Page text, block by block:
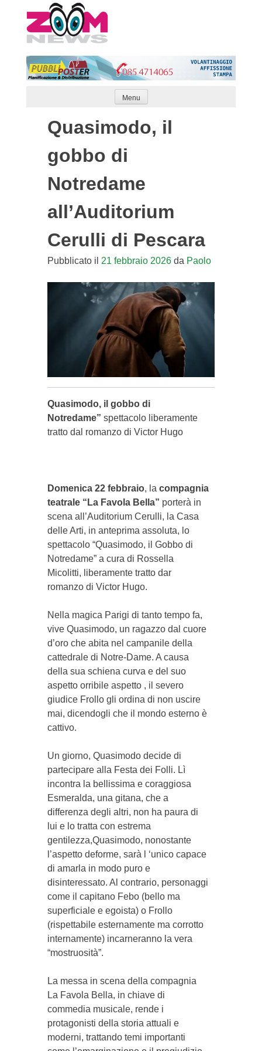
to
content
Menu
Quasimodo, il
gobbo di
Notredame
all’Auditorium
Cerulli di Pescara
Pubblicato il 21 febbraio 2026da Paolo
Quasimodo, il gobbo di
Notredame” spettacolo liberamente
tratto dal romanzo di Victor Hugo
Domenica 22 febbraio, la compagnia
teatrale “La Favola Bella” porterà in
scena all’Auditorium Cerulli, la Casa
delle Arti, in anteprima assoluta, lo
spettacolo “Quasimodo, il Gobbo di
Notredame” a cura di Rossella
Micolitti, liberamente tratto dar
romanzo di Victor Hugo.
Nella magica Parigi di tanto tempo fa,
vive Quasimodo, un ragazzo dal cuore
d’oro che abita nel campanile della
cattedrale di Notre-Dame. A causa
della sua schiena curva e del suo
aspetto orribile aspetto , il severo
giudice Frollo gli ordina di non uscire
mai, dicendogli che il mondo esterno è
cattivo.
Un giorno, Quasimodo decide di
partecipare alla Festa dei Folli. Lì
incontra la bellissima e coraggiosa
Esmeralda, una gitana, che a
differenza degli altri, non ha paura di
lui e lo tratta con estrema
gentilezza,Quasimodo, nonostante
l’aspetto deforme, sarà l ‘unico capace
di amarla in modo puro e
disinteressato. Al contrario, personaggi
come il capitano Febo (bello ma
superficiale e egoista) o Frollo
(rispettabile esternamente ma corrotto
internamente) incarneranno la vera
“mostruosità”.
La messa in scena della compagnia
La Favola Bella, in chiave di
commedia musicale, rende i
protagonisti della storia attuali e
moderni, trattando temi importanti